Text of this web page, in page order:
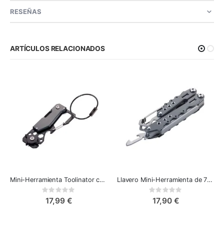
RESEÑAS
ARTÍCULOS RELACIONADOS
Mini-Herramienta Toolinator con 10 Funciones - Esencial para EDC Titan
Rating:
17,99 €
Llavero Mini-Herramienta de 7 Funciones de Troika - Herramienta de Viaje
Rating:
17,90 €